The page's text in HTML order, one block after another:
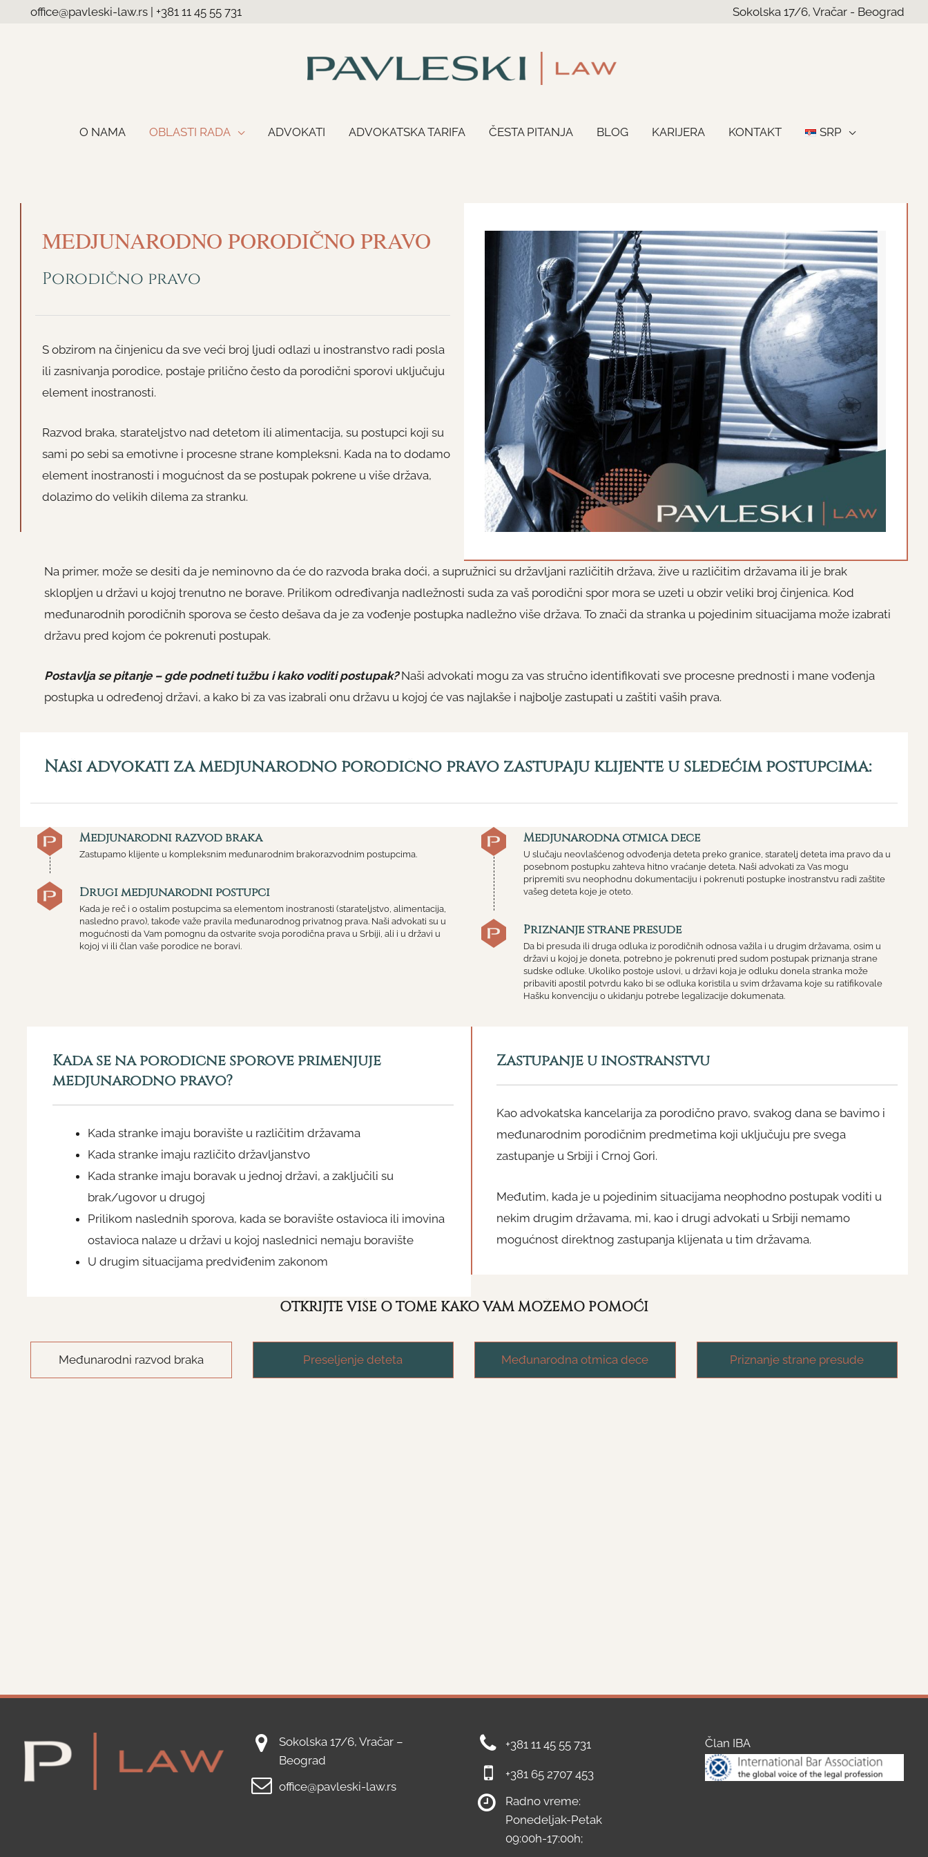
office@pavleski-law.rs +381 11 45 55 731 Sokolska 17/6, Vračar - Beograd
O NAMA OBLASTI RADA ADVOKATI ADVOKATSKA TARIFA ČESTA PITANJA BLOG KARIJERA KONTAKT SRP
MEDJUNARODNO PORODIČNO PRAVO
Porodično pravo
S obzirom na činjenicu da sve veći broj ljudi odlazi u inostranstvo radi posla
ili zasnivanja porodice, postaje prilično često da porodični sporovi uključuju
element inostranosti.
Razvod braka, starateljstvo nad detetom ili alimentacija, su postupci koji su
sami po sebi sa emotivne i procesne strane kompleksni. Kada na to dodamo
element inostranosti i mogućnost da se postupak pokrene u više država,
dolazimo do velikih dilema za stranku.
Na primer, može se desiti da je neminovno da će do razvoda braka doći, a supružnici su državljani različitih država, žive u različitim državama ili je brak
sklopljen u državi u kojoj trenutno ne borave. Prilikom određivanja nadležnosti suda za vaš porodični spor mora se uzeti u obzir veliki broj činjenica. Kod
međunarodnih porodičnih sporova se često dešava da je za vođenje postupka nadležno više država. To znači da stranka u pojedinim situacijama može izabrati
državu pred kojom će pokrenuti postupak.
Postavlja se pitanje – gde podneti tužbu i kako voditi postupak?Naši advokati mogu za vas stručno identifikovati sve procesne prednosti i mane vođenja
postupka u određenoj državi, a kako bi za vas izabrali onu državu u kojoj će vas najlakše i najbolje zastupati u zaštiti vaših prava.
Naši advokati za medjunarodno porodično pravo zastupaju klijente u sledećim postupcima:
Medjunarodni razvod braka
Zastupamo klijente u kompleksnim međunarodnim brakorazvodnim postupcima.
Drugi medjunarodni postupci
Kada je reč i o ostalim postupcima sa elementom inostranosti (starateljstvo, alimentacija,
nasledno pravo), takođe važe pravila međunarodnog privatnog prava. Naši advokati su u
mogućnosti da Vam pomognu da ostvarite svoja porodična prava u Srbiji, ali i u državi u
kojoj vi ili član vaše porodice ne boravi.
Medjunarodna otmica dece
U slučaju neovlašćenog odvođenja deteta preko granice, staratelj deteta ima pravo da u
posebnom postupku zahteva hitno vraćanje deteta. Naši advokati za Vas mogu
pripremiti svu neophodnu dokumentaciju i pokrenuti postupke inostranstvu radi zaštite
vašeg deteta koje je oteto.
Priznanje strane presude
Da bi presuda ili druga odluka iz porodičnih odnosa važila i u drugim državama, osim u
državi u kojoj je doneta, potrebno je pokrenuti pred sudom postupak priznanja strane
sudske odluke. Ukoliko postoje uslovi, u državi koja je odluku donela stranka može
pribaviti apostil potvrdu kako bi se odluka koristila u svim državama koje su ratifikovale
Hašku konvenciju o ukidanju potrebe legalizacije dokumenata.
Kada se na porodične sporove primenjuje
medjunarodno pravo?
Kada stranke imaju boravište u različitim državama
Kada stranke imaju različito državljanstvo
Kada stranke imaju boravak u jednoj državi, a zaključili su
brak/ugovor u drugoj
Prilikom naslednih sporova, kada se boravište ostavioca ili imovina
ostavioca nalaze u državi u kojoj naslednici nemaju boravište
U drugim situacijama predviđenim zakonom
Zastupanje u inostranstvu
Kao advokatska kancelarija za porodično pravo, svakog dana se bavimo i
međunarodnim porodičnim predmetima koji uključuju pre svega
zastupanje u Srbiji i Crnoj Gori.
Međutim, kada je u pojedinim situacijama neophodno postupak voditi u
nekim drugim državama, mi, kao i drugi advokati u Srbiji nemamo
mogućnost direktnog zastupanja klijenata u tim državama.
OTKRIJTE VIŠE O TOME KAKO VAM MOŽEMO POMOĆI
Međunarodni razvod braka Preseljenje deteta Međunarodna otmica dece Priznanje strane presude
Sokolska 17/6, Vračar –
Beograd
office@pavleski-law.rs
+381 11 45 55 731
+381 65 2707 453
Radno vreme:
Ponedeljak-Petak
09:00h-17:00h;
Član IBA